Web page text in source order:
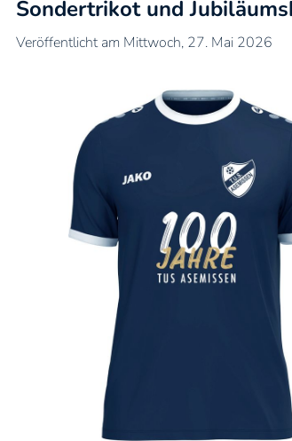
Sondertrikot und
Veröffentlicht am Mittwoch, 27. Mai 2026